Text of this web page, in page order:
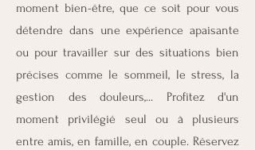
moment bien-être, que ce soit pour vous
détendre dans une expérience apaisante
ou pour travailler sur des situations bien
précises comme le sommeil, le stress, la
gestion des douleurs,... Profitez d'un
moment privilégié seul ou à plusieurs
entre amis, en famille, en couple. Réservez